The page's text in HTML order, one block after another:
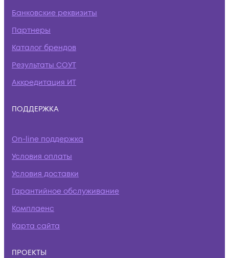
Банковские реквизиты
Партнеры
Каталог брендов
Результаты СОУТ
Аккредитация ИТ
ПОДДЕРЖКА
On-line поддержка
Условия оплаты
Условия доставки
Гарантийное обслуживание
Комплаенс
Карта сайта
ПРОЕКТЫ